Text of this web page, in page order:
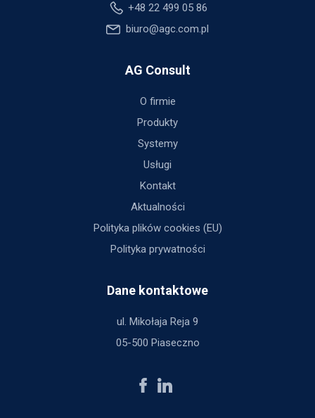
+48 22 499 05 86
biuro@agc.com.pl
AG Consult
O firmie
Produkty
Systemy
Usługi
Kontakt
Aktualności
Polityka plików cookies (EU)
Polityka prywatności
Dane kontaktowe
ul. Mikołaja Reja 9
05-500 Piaseczno